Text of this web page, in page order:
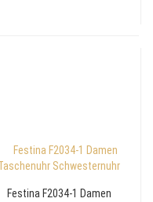
Festina F2034-1 Damen